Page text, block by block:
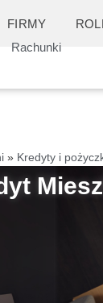
FIRMY
Rachunki
» Kredyty i